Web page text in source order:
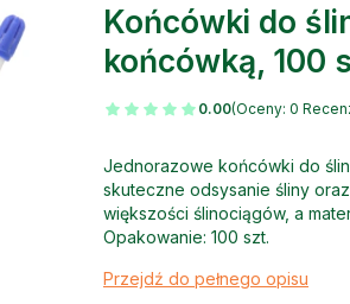
Końcówki do
końcówką, 100
0.00(Oceny: 0
Jednorazowe końcówki do
skuteczne odsysanie śliny
większości ślinociągów, a
Opakowanie: 100 szt.
Przejdź do pełnego opisu